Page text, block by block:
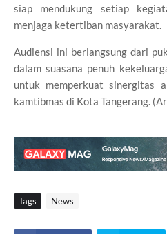
siap mendukung setiap
menjaga ketertiban masyarakat.
Audiensi ini berlangsung dari
dalam suasana penuh
untuk memperkuat sinergitas
kamtibmas di Kota Tangerang.
Tags News